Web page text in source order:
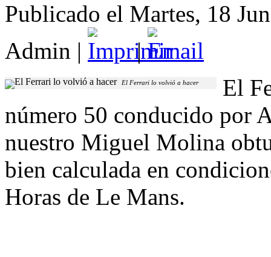
Publicado el Martes, 18
Admin | |
El Ferrari lo volvió a hacer
El
número 50 conducido por
nuestro Miguel Molina
bien calculada en
Horas de Le Mans.